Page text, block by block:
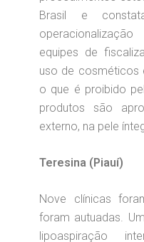
Brasil e
equipes de
uso de cosméticos
o que é proibido
produtos são
externo, na pele
Teresina (Piauí)
Nove clínicas
foram autuadas.
lipoaspiração